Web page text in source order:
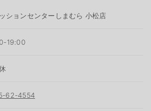
ションセンターしまむら 小松店
19:00
62-4554